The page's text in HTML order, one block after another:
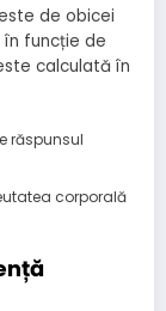
de obicei
funcție de
calculată în
răspunsul
corporală